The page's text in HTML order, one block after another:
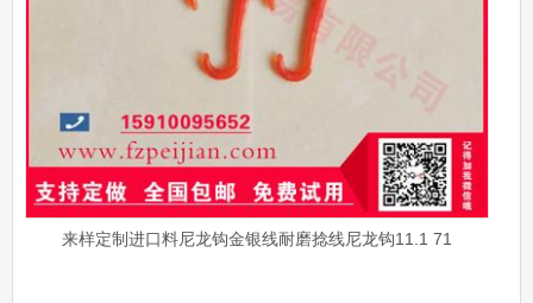
来样定制进口料尼龙钩金银线耐磨捻线尼龙钩11.1 71